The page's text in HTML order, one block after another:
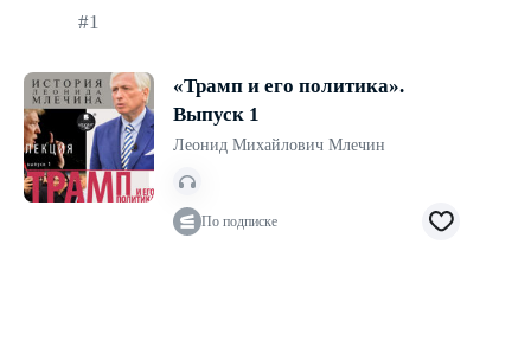
#1
«Трамп и его политика».
Выпуск 1
Леонид Михайлович Млечин
По подписке